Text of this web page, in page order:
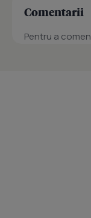
Comentarii
Pentru a